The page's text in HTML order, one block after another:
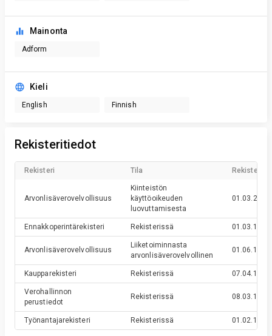
Mainonta
Adform
Kieli
English Finnish
Rekisteritiedot
Rekisteri Tila
Arvonlisäverovelvollisuus
Kiinteistön
käyttöoikeuden
luovuttamisesta
01.03.2011
Ennakkoperintärekisteri Rekisterissä 01.03.1995
Arvonlisäverovelvollisuus
Liiketoiminnasta
arvonlisäverovelvollinen
01.06.1994
Kaupparekisteri Rekisterissä 07.04.1993
Verohallinnon
perustiedot
Rekisterissä 08.03.1993
Työnantajarekisteri Rekisterissä 01.02.1993